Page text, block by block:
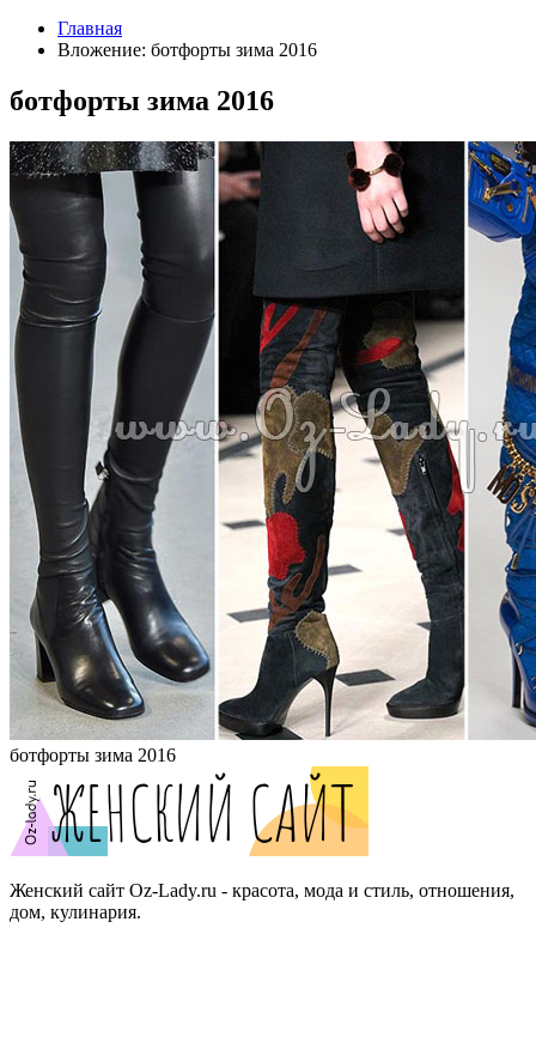
Главная
Вложение: ботфорты зима 2016
ботфорты зима 2016
ботфорты зима 2016
Женский сайт Oz-Lady.ru - красота, мода и стиль, отношения,
дом, кулинария.